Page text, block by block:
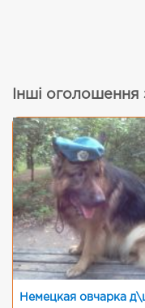
Інші оголошення
Немецкая овчарка